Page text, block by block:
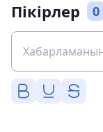
Пікірлер 0